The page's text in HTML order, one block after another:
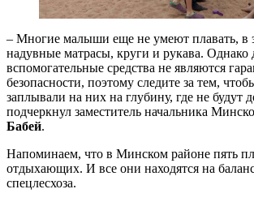
– Многие малыши еще не умеют плавать, в
надувные матрасы, круги и рукава. Однако
вспомогательные средства не являются
безопасности, поэтому следите за тем,
заплывали на них на глубину, где не будут
подчеркнул заместитель начальника
Бабей.
Напоминаем, что в Минском районе пять
отдыхающих. И все они находятся на
спецлесхоза.